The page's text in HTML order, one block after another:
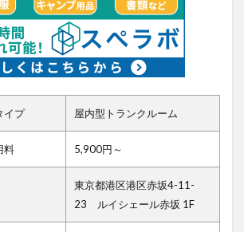
イプ 屋内型トランクルーム
料 5,900円～
東京都港区港区赤坂4-11-
23 ルイシェール赤坂 1F